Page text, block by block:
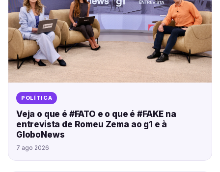
POLÍTICA
Veja o que é #FATO e o que é #FAKE na
entrevista de Romeu Zema ao g1 e à
GloboNews
7 ago 2026